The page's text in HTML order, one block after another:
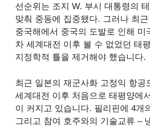
선순위는 조지 W. 부시 대통령의
맞춰 중동에 집중됐다. 그러나 최
중국해에서 중국의 도발로 인해 미
차 세계대전 이후 볼 수 없었던 태
지정학적 틀을 제거해야 했습니다.
최근 일본의 재군사화 고정익 항공
세계대전 이후 처음으로 태평양에
이 커지고 있습니다. 필리핀에 4개
그리고 참여 호주와의 기술교류 –